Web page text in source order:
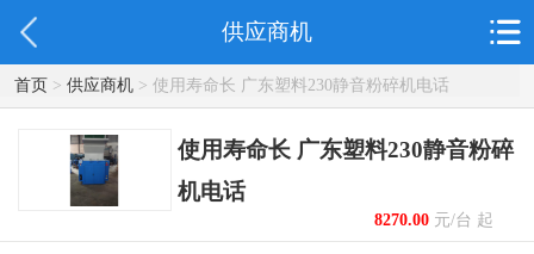
供应商机
首页> 供应商机> 使用寿命长 广东塑料230静音粉碎机电话
使用寿命长 广东塑料230静音粉碎
机电话
8270.00元/台 起